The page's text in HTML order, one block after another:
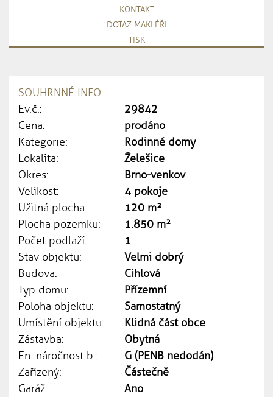
KONTAKT
DOTAZ MAKLÉŘI
TISK
SOUHRNNÉ INFO
Ev.č.:
29842
Cena:
prodáno
Kategorie:
Rodinné domy
Lokalita:
Želešice
Okres:
Brno-venkov
Velikost:
4 pokoje
Užitná plocha:
120 m²
Plocha pozemku:
1.850 m²
Počet podlaží:
1
Stav objektu:
Velmi dobrý
Budova:
Cihlová
Typ domu:
Přízemní
Poloha objektu:
Samostatný
Umístění objektu:
Klidná část obce
Zástavba:
Obytná
En. náročnost b.:
G (PENB nedodán)
Zařízený:
Částečně
Garáž:
Ano